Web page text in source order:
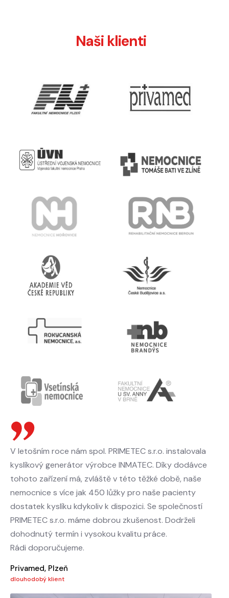
Naši klienti
V letošním roce nám spol. PRIMETEC s.r.o. instalovala
kyslíkový generátor výrobce INMATEC. Díky dodávce
tohoto zařízení má, zvláště v této těžké době, naše
nemocnice s více jak 450 lůžky pro naše pacienty
dostatek kyslíku kdykoliv k dispozici. Se společností
PRIMETEC s.r.o. máme dobrou zkušenost. Dodrželi
dohodnutý termín i vysokou kvalitu práce.
Rádi doporučujeme.
Privamed, Plzeň
dlouhodobý klient